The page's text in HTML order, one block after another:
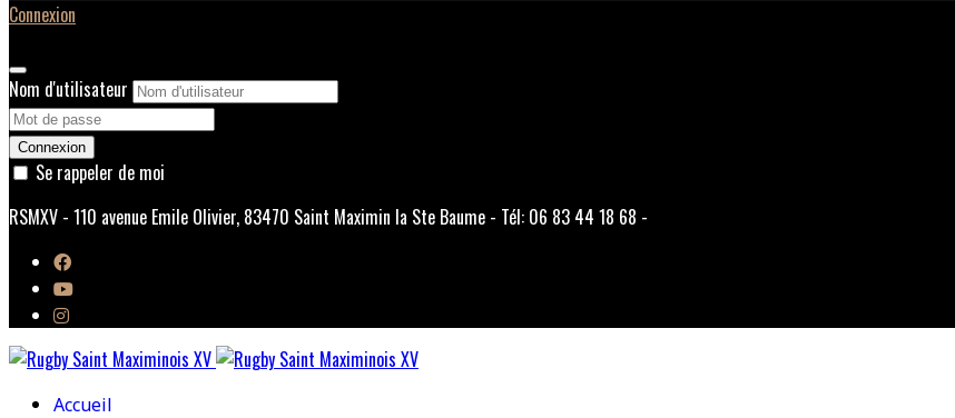
Connexion
Nom d'utilisateur
Connexion
Se rappeler de moi
RSMXV - 110 avenue Emile Olivier, 83470 Saint Maximin la Ste Baume - Tél: 06 83 44 18 68 -
Accueil